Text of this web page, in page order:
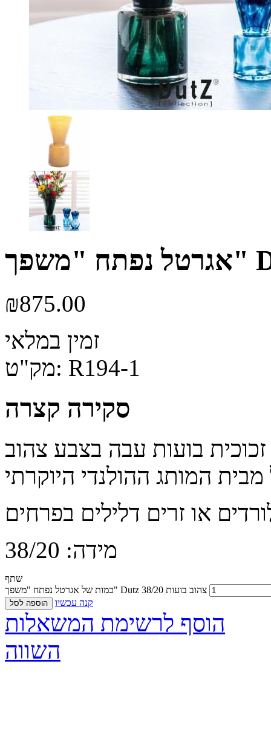
₪875.00
זמין במלאי
מק"ט: R194-1
סקירה קצרה
בועות עבה בצבע צהוב
מידה: 38/20
שתף
כמות של אגרטל נפתח "משפך" Dutz 38/20 צהוב בועות
הוספה לסל קנה עכשיו
הוסף לרשימת המשאלות
השווה